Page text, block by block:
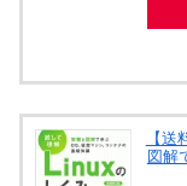
【
図解